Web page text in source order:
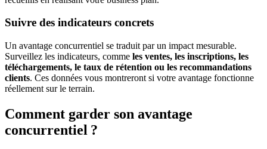
Suivre des indicateurs concrets
Un avantage concurrentiel se traduit par un impact mesurable.
Surveillez les indicateurs, comme les ventes, les inscriptions, les
téléchargements, le taux de rétention ou les recommandations
clients. Ces données vous montreront si votre avantage fonctionne
réellement sur le terrain.
Comment garder son avantage
concurrentiel ?